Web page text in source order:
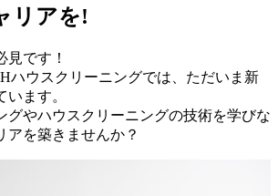
リアを!
見です！
ハウスクリーニングでは、ただいま新
います。
グやハウスクリーニングの技術を学びな
アを築きませんか？